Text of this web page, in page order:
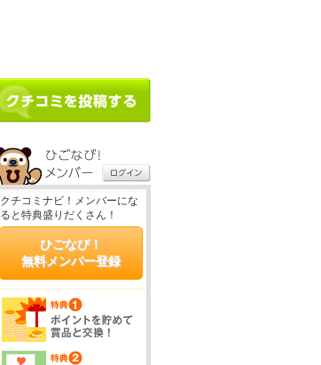
クチコミナビ！メンバーにな
ると特典盛りだくさん！
ひごなび！
無料メンバー登録